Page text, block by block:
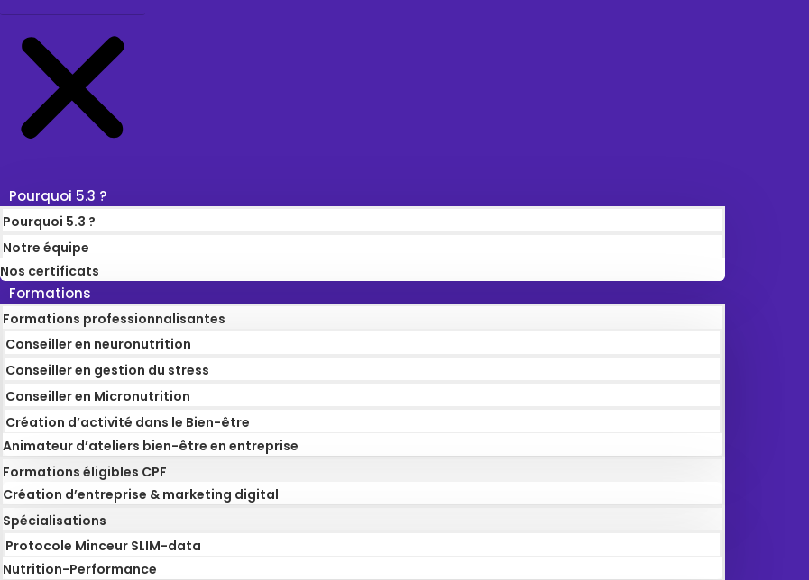
Pourquoi 5.3 ?
Pourquoi 5.3 ?
Notre équipe
Nos certificats
Formations
Formations professionnalisantes
Conseiller en neuronutrition
Conseiller en gestion du stress
Conseiller en Micronutrition
Création d’activité dans le Bien-être
Animateur d’ateliers bien-être en entreprise
Formations éligibles CPF
Création d’entreprise & marketing digital
Spécialisations
Protocole Minceur SLIM-data
Nutrition-Performance